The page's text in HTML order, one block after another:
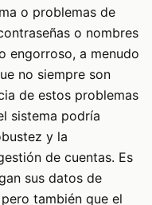
o problemas de
o nombres
engorroso, a menudo
no siempre son
de estos problemas
sistema podría
y la
de cuentas. Es
sus datos de
también que el